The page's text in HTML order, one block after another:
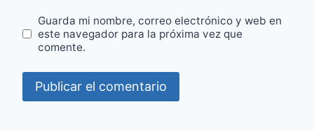
Guarda mi nombre, correo electrónico y web en
este navegador para la próxima vez que
comente.